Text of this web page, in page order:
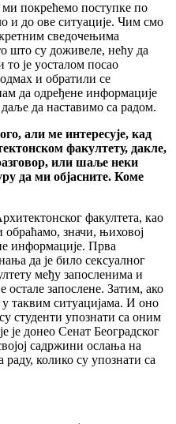
ми покрећемо поступке по
и до ове ситуације. Чим смо
сведочењима
што су доживеле, нећу да
је уосталом посао
и обратили се
да одређене информације
да наставимо са радом.
али ме интересује, кад
факултету, дакле,
или шаље неки
да ми објасните. Коме
факултета, као
обраћамо, значи, њиховој
информације. Прва
да је било сексуалног
међу запосленима и
остале запослене. Затим, ако
у таквим ситуацијама. И оно
студенти упознати са оним
је донео Сенат Београдског
садржини ослања на
колико су упознати са